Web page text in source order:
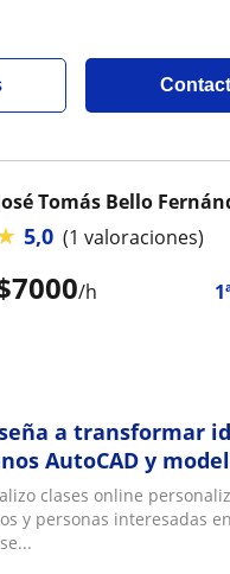
7000/h
Tomás Bello
5,0 (1 valoraciones)
a transformar
AutoCAD y
clases online
y personas interesadas